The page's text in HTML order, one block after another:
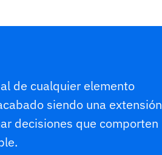
de cualquier elemento
siendo una extensión
decisiones que comporten